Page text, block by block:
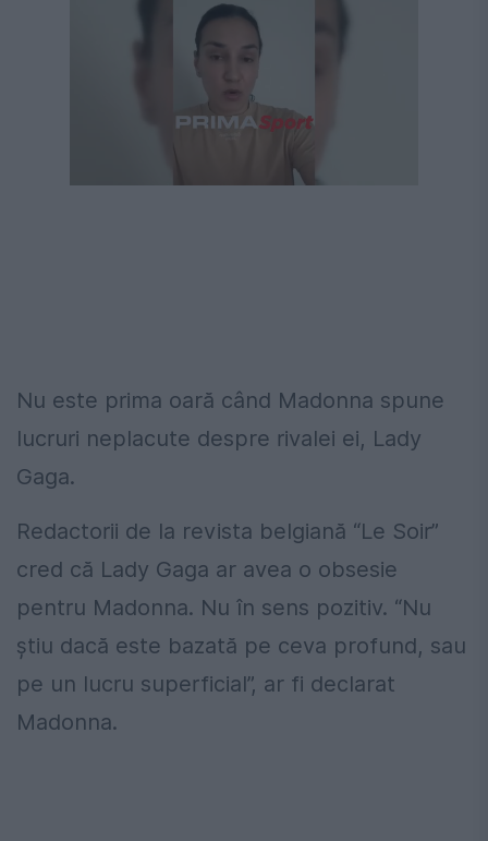
Nu este prima oară când Madonna spune
lucruri neplacute despre rivalei ei, Lady
Gaga.
Redactorii de la revista belgiană “Le Soir”
cred că Lady Gaga ar avea o obsesie
pentru Madonna. Nu în sens pozitiv. “Nu
ştiu dacă este bazată pe ceva profund, sau
pe un lucru superficial”, ar fi declarat
Madonna.